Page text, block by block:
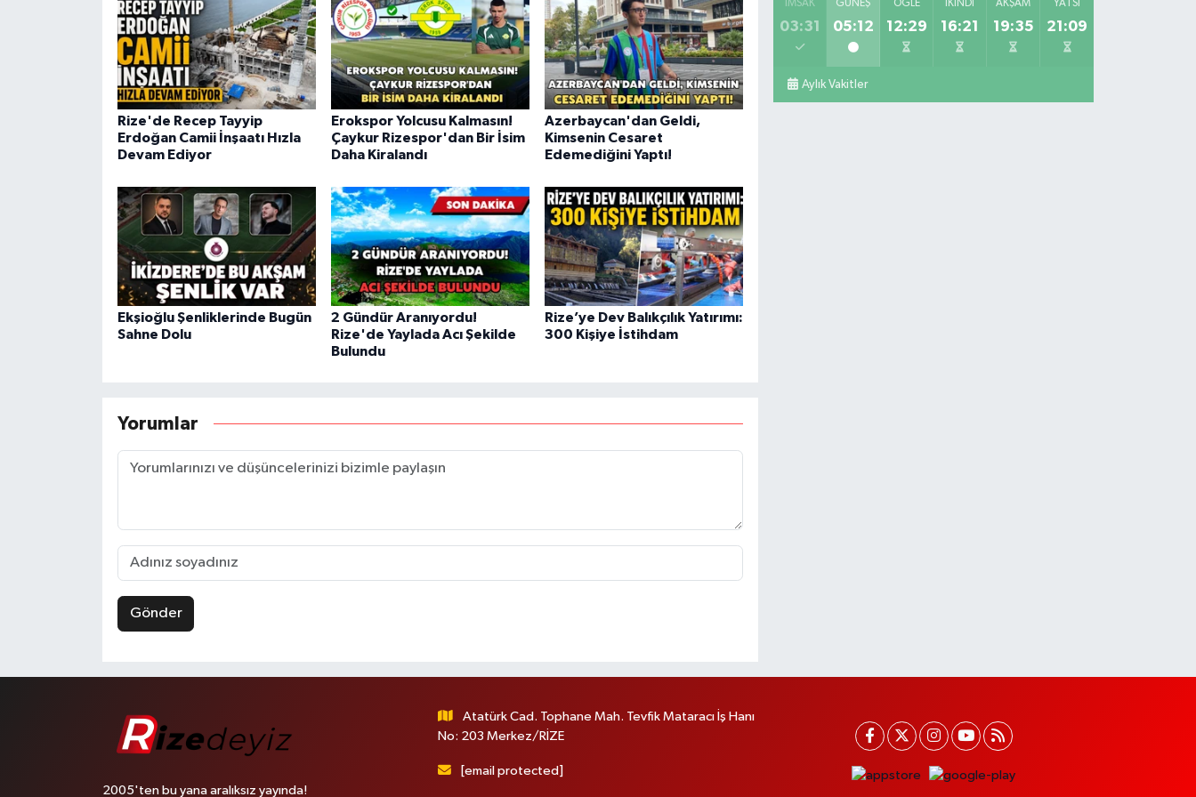
Rize'de Recep Tayyip
Erdoğan Camii İnşaatı Hızla
Devam Ediyor
Erokspor Yolcusu Kalmasın!
Çaykur Rizespor'dan Bir İsim
Daha Kiralandı
Azerbaycan'dan Geldi,
Kimsenin Cesaret
Edemediğini Yaptı!
Ekşioğlu Şenliklerinde Bugün
Sahne Dolu
2 Gündür Aranıyordu!
Rize'de Yaylada Acı Şekilde
Bulundu
Rize’ye Dev Balıkçılık Yatırımı:
300 Kişiye İstihdam
Yorumlar
Gönder
İMSAK
03:31
GÜNEŞ
05:12
ÖĞLE
12:29
İKINDI
16:21
AKŞAM
19:35
YATSI
21:09
Aylık Vakitler
2005'ten bu yana aralıksız yayında!
Atatürk Cad. Tophane Mah. Tevfik Mataracı İş Hanı
No: 203 Merkez/RİZE
[email protected]